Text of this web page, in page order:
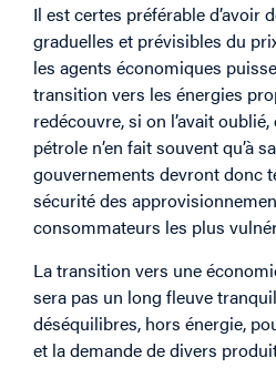
Il est certes préférable d’avoir
graduelles et prévisibles du
les agents économiques
transition vers les énergies
redécouvre, si on l’avait
pétrole n’en fait souvent qu’à
gouvernements devront donc
sécurité des
consommateurs les plus
La transition vers une
sera pas un long fleuve
déséquilibres, hors énergie,
et la demande de divers